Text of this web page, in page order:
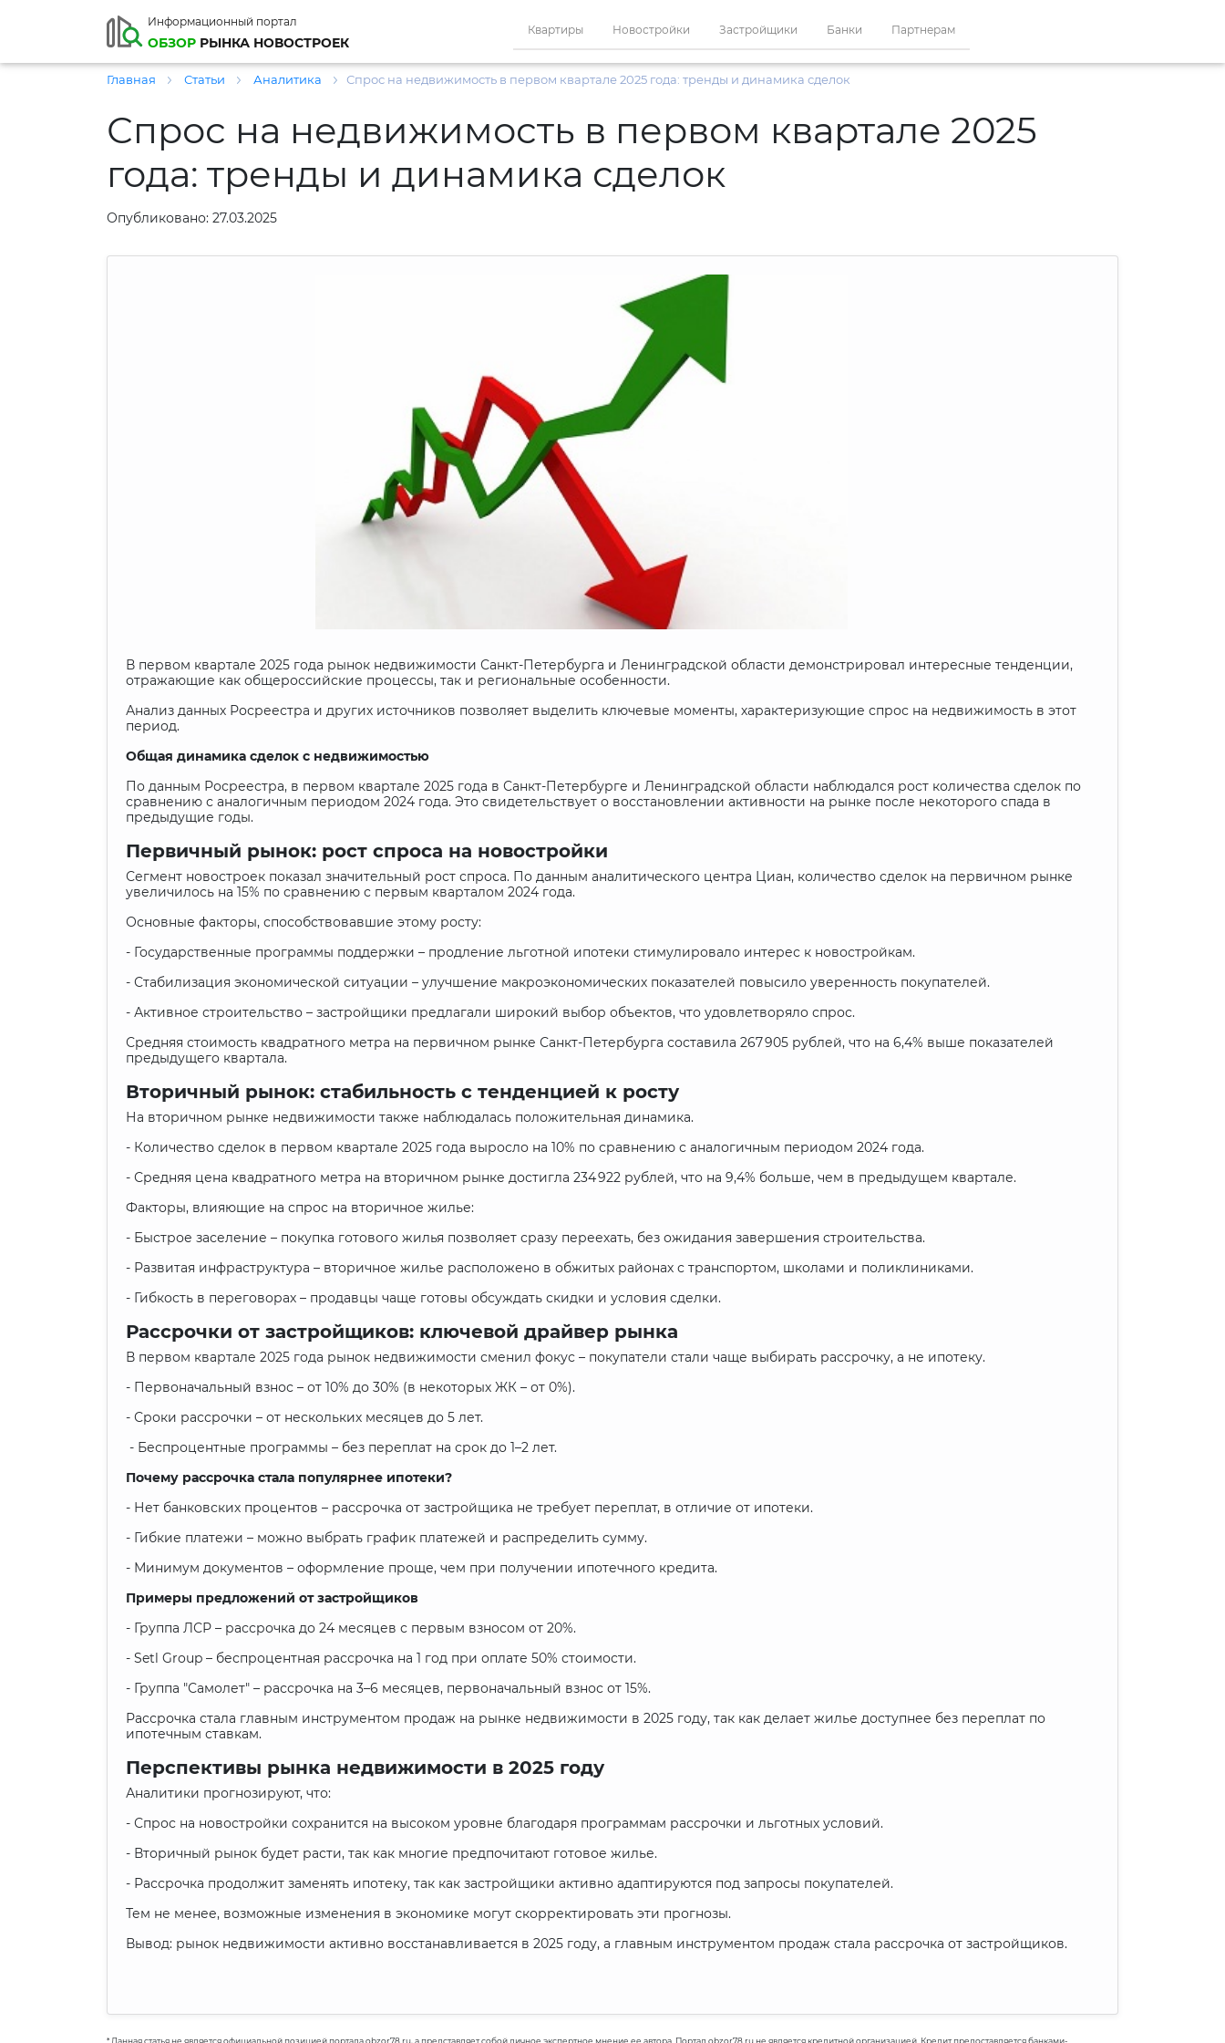
Информационный портал
ОБЗОР РЫНКА НОВОСТРОЕК
Квартиры Новостройки Застройщики Банки Партнерам
Главная Статьи Аналитика Спрос на недвижимость в первом квартале 2025 года: тренды и динамика сделок
Спрос на недвижимость в первом квартале 2025
года: тренды и динамика сделок
Опубликовано: 27.03.2025
В первом квартале 2025 года рынок недвижимости Санкт-Петербурга и Ленинградской области демонстрировал интересные тенденции,
отражающие как общероссийские процессы, так и региональные особенности.
Анализ данных Росреестра и других источников позволяет выделить ключевые моменты, характеризующие спрос на недвижимость в этот
период.
Общая динамика сделок с недвижимостью
По данным Росреестра, в первом квартале 2025 года в Санкт-Петербурге и Ленинградской области наблюдался рост количества сделок по
сравнению с аналогичным периодом 2024 года. Это свидетельствует о восстановлении активности на рынке после некоторого спада в
предыдущие годы.
Первичный рынок: рост спроса на новостройки
Сегмент новостроек показал значительный рост спроса. По данным аналитического центра Циан, количество сделок на первичном рынке
увеличилось на 15% по сравнению с первым кварталом 2024 года.
Основные факторы, способствовавшие этому росту:
- Государственные программы поддержки – продление льготной ипотеки стимулировало интерес к новостройкам.
- Стабилизация экономической ситуации – улучшение макроэкономических показателей повысило уверенность покупателей.
- Активное строительство – застройщики предлагали широкий выбор объектов, что удовлетворяло спрос.
Средняя стоимость квадратного метра на первичном рынке Санкт-Петербурга составила 267 905 рублей, что на 6,4% выше показателей
предыдущего квартала.
Вторичный рынок: стабильность с тенденцией к росту
На вторичном рынке недвижимости также наблюдалась положительная динамика.
- Количество сделок в первом квартале 2025 года выросло на 10% по сравнению с аналогичным периодом 2024 года.
- Средняя цена квадратного метра на вторичном рынке достигла 234 922 рублей, что на 9,4% больше, чем в предыдущем квартале.
Факторы, влияющие на спрос на вторичное жилье:
- Быстрое заселение – покупка готового жилья позволяет сразу переехать, без ожидания завершения строительства.
- Развитая инфраструктура – вторичное жилье расположено в обжитых районах с транспортом, школами и поликлиниками.
- Гибкость в переговорах – продавцы чаще готовы обсуждать скидки и условия сделки.
Рассрочки от застройщиков: ключевой драйвер рынка
В первом квартале 2025 года рынок недвижимости сменил фокус – покупатели стали чаще выбирать рассрочку, а не ипотеку.
- Первоначальный взнос – от 10% до 30% (в некоторых ЖК – от 0%).
- Сроки рассрочки – от нескольких месяцев до 5 лет.
- Беспроцентные программы – без переплат на срок до 1–2 лет.
Почему рассрочка стала популярнее ипотеки?
- Нет банковских процентов – рассрочка от застройщика не требует переплат, в отличие от ипотеки.
- Гибкие платежи – можно выбрать график платежей и распределить сумму.
- Минимум документов – оформление проще, чем при получении ипотечного кредита.
Примеры предложений от застройщиков
- Группа ЛСР – рассрочка до 24 месяцев с первым взносом от 20%.
- Setl Group – беспроцентная рассрочка на 1 год при оплате 50% стоимости.
- Группа "Самолет" – рассрочка на 3–6 месяцев, первоначальный взнос от 15%.
Рассрочка стала главным инструментом продаж на рынке недвижимости в 2025 году, так как делает жилье доступнее без переплат по
ипотечным ставкам.
Перспективы рынка недвижимости в 2025 году
Аналитики прогнозируют, что:
- Спрос на новостройки сохранится на высоком уровне благодаря программам рассрочки и льготных условий.
- Вторичный рынок будет расти, так как многие предпочитают готовое жилье.
- Рассрочка продолжит заменять ипотеку, так как застройщики активно адаптируются под запросы покупателей.
Тем не менее, возможные изменения в экономике могут скорректировать эти прогнозы.
Вывод: рынок недвижимости активно восстанавливается в 2025 году, а главным инструментом продаж стала рассрочка от застройщиков.
* Данная статья не является официальной позицией портала obzor78.ru, а представляет собой личное экспертное мнение ее автора. Портал obzor78.ru не является кредитной организацией. Кредит предоставляется банками-